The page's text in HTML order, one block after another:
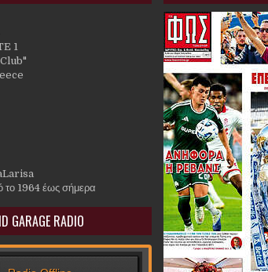
1
το 1964 έως σήμερα
GARAGE RADIO